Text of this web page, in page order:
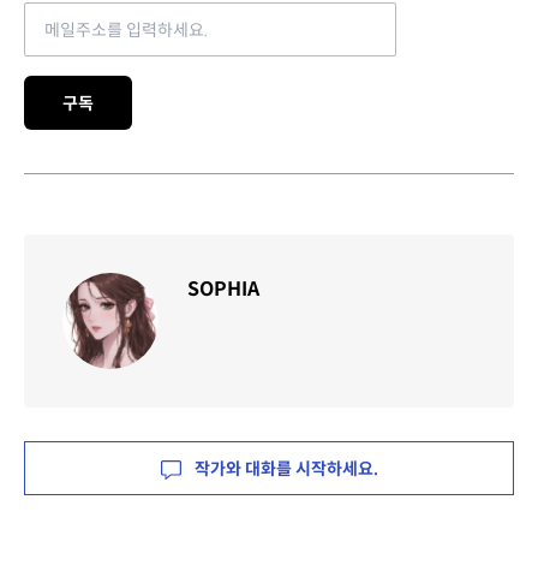
구독
SOPHIA
작가와 대화를 시작하세요.